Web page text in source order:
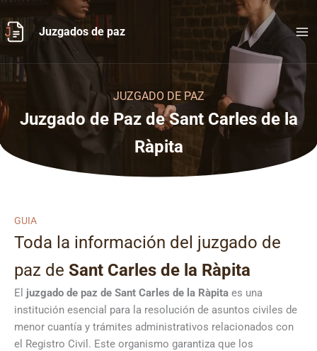
al
contenido
Juzgados de paz
JUZGADO DE PAZ
Juzgado de Paz de Sant Carles de la
Ràpita
GUIA
Toda la información del juzgado de
paz de Sant Carles de la Ràpita
El juzgado de paz de Sant Carles de la Ràpita es una
institución esencial para la resolución de asuntos civiles de
menor cuantía y trámites administrativos relacionados con
el Registro Civil. Este organismo garantiza que los